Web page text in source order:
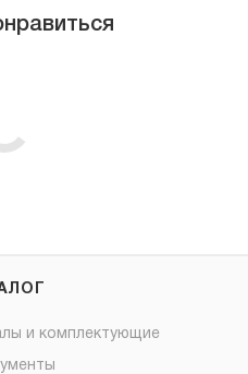
и комплектующие